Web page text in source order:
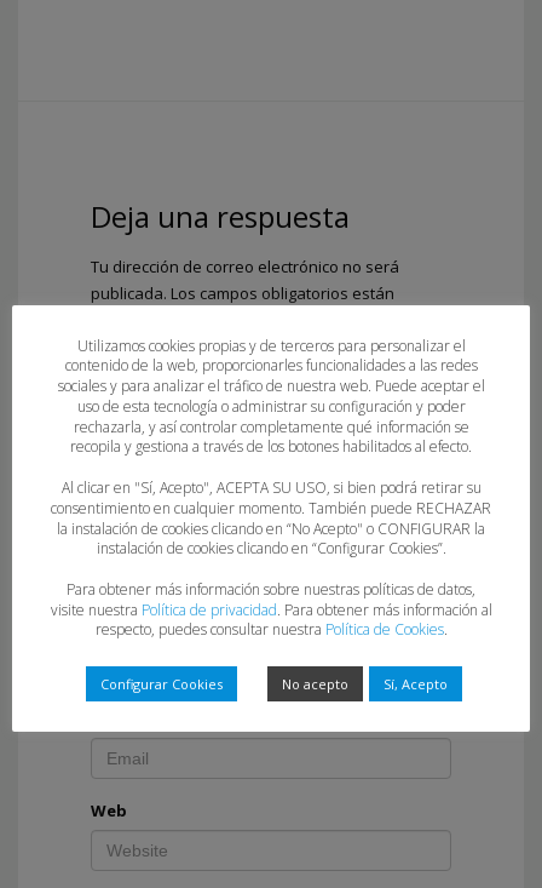
Deja una respuesta
Tu dirección de correo electrónico no será
publicada. Los campos obligatorios están
Comentario*
Nombre *
Web
Utilizamos cookies propias y de terceros para personalizar el
contenido de la web, proporcionarles funcionalidades a las redes
sociales y para analizar el tráfico de nuestra web. Puede aceptar el
uso de esta tecnología o administrar su configuración y poder
rechazarla, y así controlar completamente qué información se
recopila y gestiona a través de los botones habilitados al efecto.
Al clicar en "Sí, Acepto", ACEPTA SU USO, si bien podrá retirar su
consentimiento en cualquier momento. También puede RECHAZAR
la instalación de cookies clicando en “No Acepto" o CONFIGURAR la
instalación de cookies clicando en “Configurar Cookies”.
Para obtener más información sobre nuestras políticas de datos,
visite nuestra Política de privacidad. Para obtener más información al
respecto, puedes consultar nuestra Política de Cookies.
Configurar Cookies No acepto Sí, Acepto